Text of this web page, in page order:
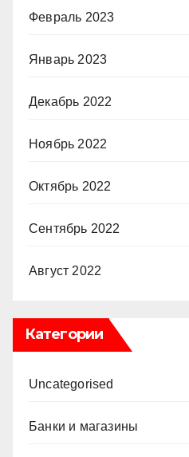
Февраль 2023
Январь 2023
Декабрь 2022
Ноябрь 2022
Октябрь 2022
Сентябрь 2022
Август 2022
Категории
Uncategorised
Банки и магазины